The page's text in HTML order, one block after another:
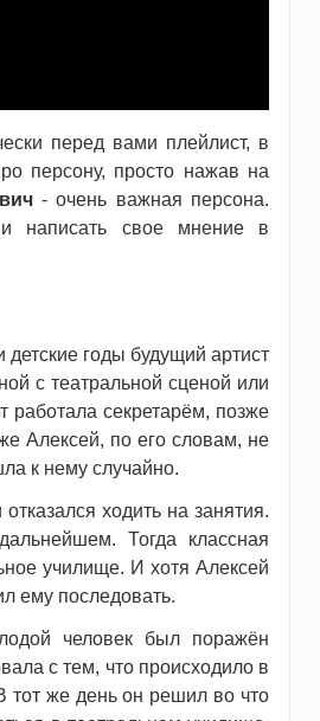
перед вами плейлист, в
персону, просто нажав на
- очень важная персона.
и написать свое мнение в
годы будущий артист
с театральной сценой или
работала секретарём, позже
Алексей, по его словам, не
к нему случайно.
ходить на занятия.
Тогда классная
училище. И хотя Алексей
ему последовать.
человек был поражён
с тем, что происходило в
тот же день он решил во что